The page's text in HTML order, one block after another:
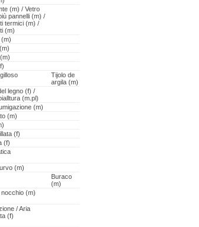
(m) / Vetro
pannelli (m) /
termici (m) /
(m)
(m)
Tijolo de
argila (m)
legno (f) /
(m.pl)
(m)
(m)
(f)
(f)
(m)
Buraco
(m)
nocchio (m)
/ Aria
(f)